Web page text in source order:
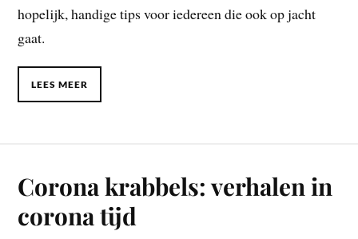
hopelijk, handige tips voor iedereen die ook op jacht
gaat.
LEES MEER
Corona krabbels: verhalen in
corona tijd